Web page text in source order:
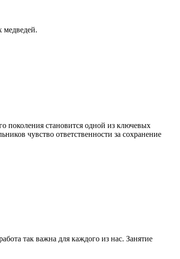
медведей.
поколения становится одной из ключевых
чувство ответственности за сохранение
так важна для каждого из нас. Занятие